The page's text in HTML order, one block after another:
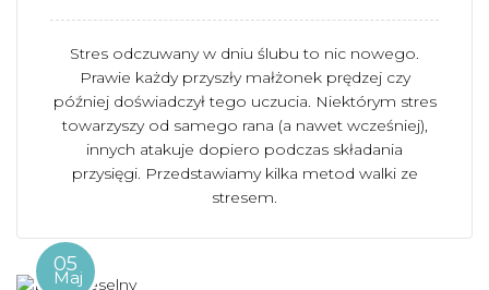
Stres odczuwany w dniu ślubu to nic nowego.
Prawie każdy przyszły małżonek prędzej czy
później doświadczył tego uczucia. Niektórym stres
towarzyszy od samego rana (a nawet wcześniej),
innych atakuje dopiero podczas składania
przysięgi. Przedstawiamy kilka metod walki ze
stresem.
05
Maj